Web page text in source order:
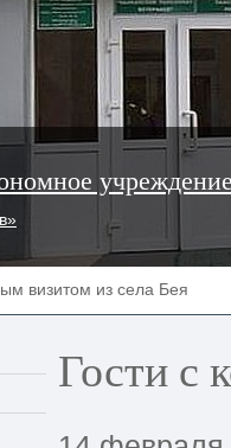
визитом из села Бея
Гости с